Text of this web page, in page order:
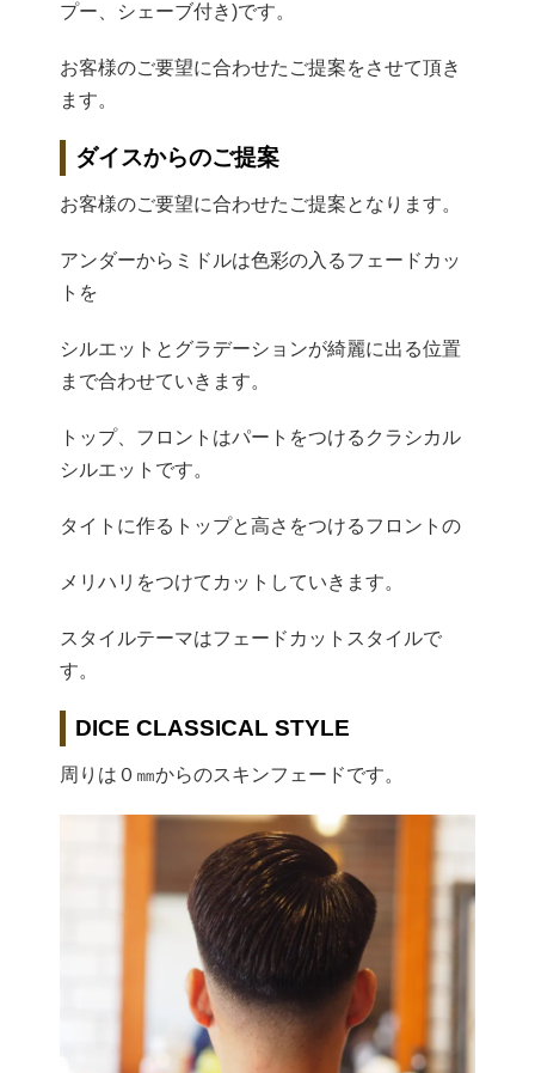
プー、シェーブ付き)です。
お客様のご要望に合わせたご提案をさせて頂き
ます。
ダイスからのご提案
お客様のご要望に合わせたご提案となります。
アンダーからミドルは色彩の入るフェードカッ
トを
シルエットとグラデーションが綺麗に出る位置
まで合わせていきます。
トップ、フロントはパートをつけるクラシカル
シルエットです。
タイトに作るトップと高さをつけるフロントの
メリハリをつけてカットしていきます。
スタイルテーマはフェードカットスタイルで
す。
DICE CLASSICAL STYLE
周りは０㎜からのスキンフェードです。